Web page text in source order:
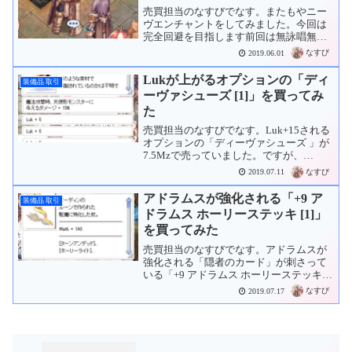
売買担当のなすびでなす。またもやニー
ヴエンチャントをしてみました。今回は
完全回避を目指します前回は無詠唱無デ
ィレイを目指してのエンチャントでした
が、今回は完全回避を目指したもので
す。「ニーヴエンチャント」を選んで、
「栄光の証」にエンチャント...
2019.06.01 なすび
装備品 取引
Lukが上がるオプションの「ディ
ーヴァシューズ [1]」を買ってみ
た
売買担当のなすびでなす。Luk+15される
オプションの「ディーヴァシューズ 」が
7.5Mzで売っていました。ですが、
Luk+10されるオプションの「ディーヴァ
シューズ 」を買ったばかりだったので
す･･･。値下げしてくれたら買うことにし
てみま...
2019.07.11 なすび
装備品 取引
アドラムスが強化される「+9 ア
ドラムス ホーリーステッキ [1]」
を買ってみた
売買担当のなすびでなす。アドラムスが
強化される「隠者のカード」が刺さって
いる「+9 アドラムス ホーリーステッキ
」が250Mzで売っていました。と、気持
ちを落ち着けて交渉wisです。しばらくし
2019.07.17 なすび